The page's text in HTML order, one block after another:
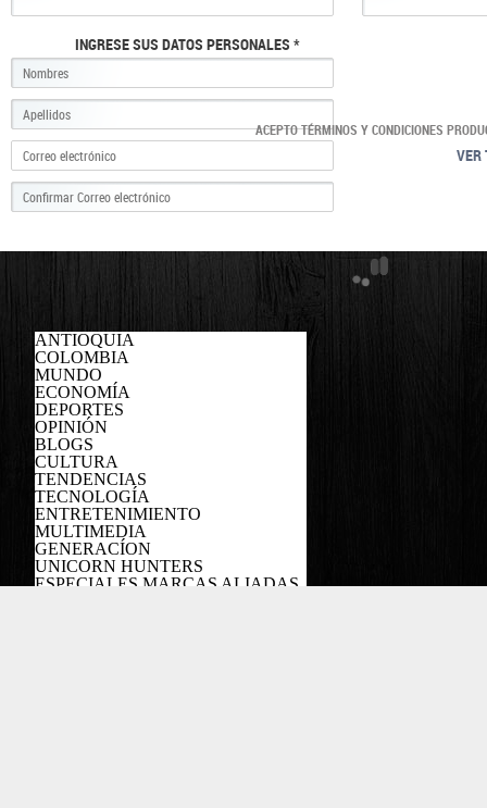
INGRESE SUS DATOS PERSONALES *
ACEPTO TÉRMINOS Y CONDICIONES
VER
ANTIOQUIA
COLOMBIA
MUNDO
ECONOMÍA
DEPORTES
OPINIÓN
BLOGS
CULTURA
TENDENCIAS
TECNOLOGÍA
ENTRETENIMIENTO
MULTIMEDIA
GENERACÍON
UNICORN HUNTERS
ESPECIALES MARCAS ALIADAS